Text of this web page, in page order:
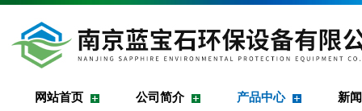
网站首页 公司简介 产品中心 新